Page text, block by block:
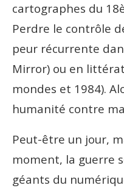
cartographes du
Perdre le contrôle
peur récurrente
Mirror) ou en
mondes et 1984).
humanité contre
Peut-être un jour,
moment, la guerre
géants du